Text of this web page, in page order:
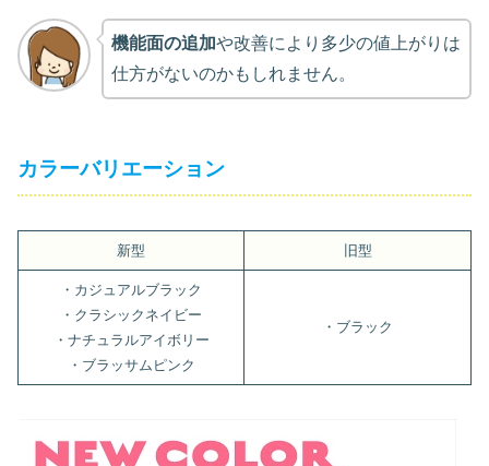
機能面の追加や改善により多少の値上がりは
仕方がないのかもしれません。
カラーバリエーション
新型 旧型
・カジュアルブラック
・クラシックネイビー
・ナチュラルアイボリー
・ブラッサムピンク
・ブラック